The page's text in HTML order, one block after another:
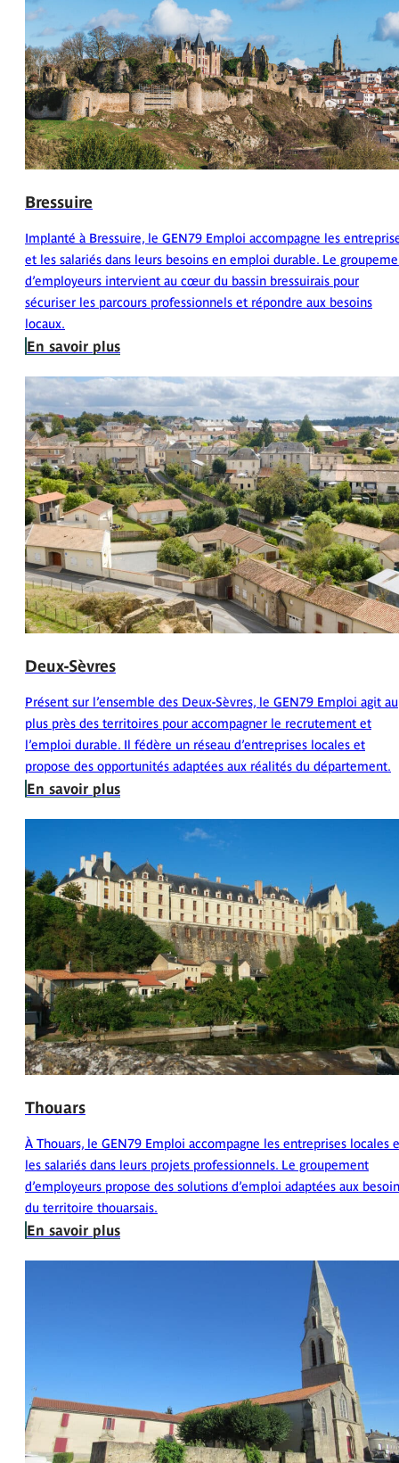
Contact
Bressuire
Implanté à Bressuire, le GEN79 Emploi accompagne les
et les salariés dans leurs besoins en emploi durable. Le
d’employeurs intervient au cœur du bassin bressuirais pour
sécuriser les parcours professionnels et répondre aux besoins
locaux.
En savoir plus
Deux-Sèvres
Présent sur l’ensemble des Deux-Sèvres, le GEN79 Emploi agit au
plus près des territoires pour accompagner le recrutement et
l’emploi durable. Il fédère un réseau d’entreprises locales et
propose des opportunités adaptées aux réalités du département.
En savoir plus
Thouars
À Thouars, le GEN79 Emploi accompagne les entreprises locales
les salariés dans leurs projets professionnels. Le groupement
d’employeurs propose des solutions d’emploi adaptées aux
du territoire thouarsais.
En savoir plus